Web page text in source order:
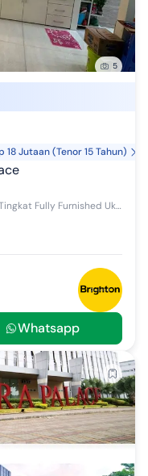
5
18 Jutaan (Tenor 15 Tahun)
DIJUAL VILLA KOMP.MUTIARA PALACE 2½ Tingkat Fully Furnished Ukuran : 6 x 16 m² K.Tidur : 4 unit K.Mandi : 4 unit Surat : SHM Harga : 2,9M Nego
Whatsapp